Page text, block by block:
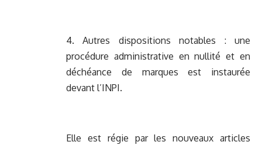
4. Autres dispositions notables : une
procédure administrative en nullité et en
déchéance de marques est instaurée
devant l’INPI.
Elle est régie par les nouveaux articles